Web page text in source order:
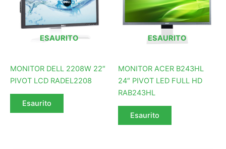
ESAURITO
MONITOR DELL 2208W 22″
PIVOT LCD RADEL2208
Esaurito
ESAURITO
MONITOR ACER B243HL
24″ PIVOT LED FULL HD
RAB243HL
Esaurito